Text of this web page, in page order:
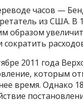
часов —
из США. В
образом
2011 года
которым
время. Однако